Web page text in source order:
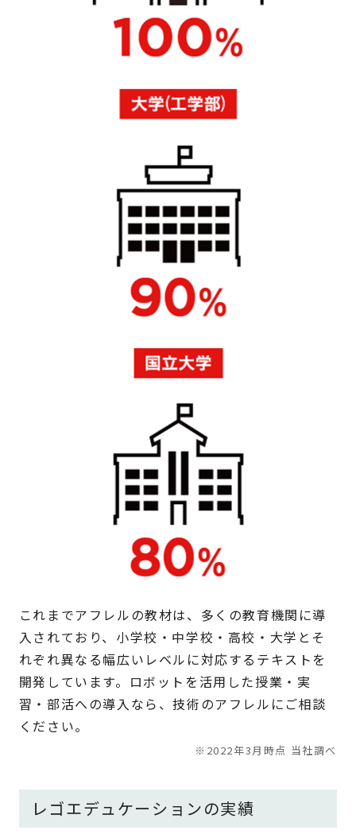
これまでアフレルの教材は、多くの教育機関に導
入されており、小学校・中学校・高校・大学とそ
れぞれ異なる幅広いレベルに対応するテキストを
開発しています。ロボットを活用した授業・実
習・部活への導入なら、技術のアフレルにご相談
ください。
※2022年3月時点 当社調べ
レゴエデュケーションの実績